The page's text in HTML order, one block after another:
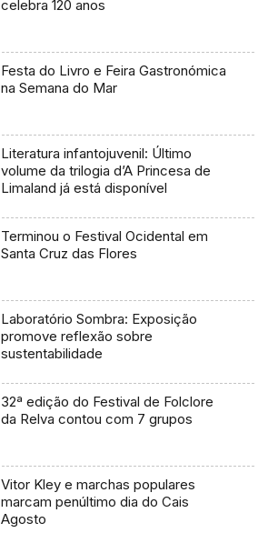
celebra 120 anos
Festa do Livro e Feira Gastronómica
na Semana do Mar
Literatura infantojuvenil: Último
volume da trilogia d’A Princesa de
Limaland já está disponível
Terminou o Festival Ocidental em
Santa Cruz das Flores
Laboratório Sombra: Exposição
promove reflexão sobre
sustentabilidade
32ª edição do Festival de Folclore
da Relva contou com 7 grupos
Vitor Kley e marchas populares
marcam penúltimo dia do Cais
Agosto